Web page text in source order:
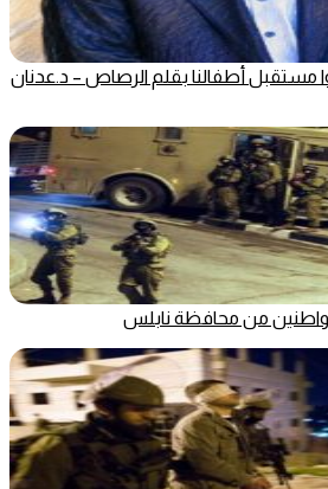
مستقبل أطفالنا بقلم الرصاص – د.عدنان